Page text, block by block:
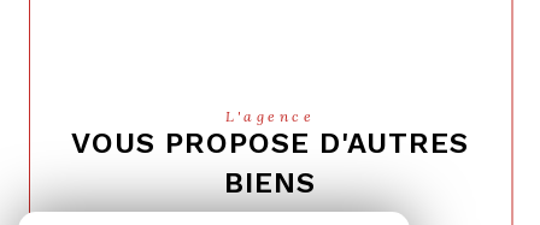
L'agence
VOUS PROPOSE D'AUTRES
BIENS